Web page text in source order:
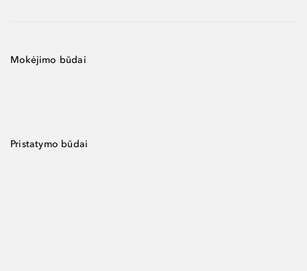
Mokėjimo būdai
Pristatymo būdai